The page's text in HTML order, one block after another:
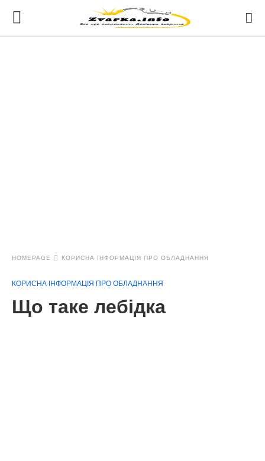
HOMEPAGE КОРИСНА ІНФОРМАЦІЯ ПРО ОБЛАДНАННЯ
КОРИСНА ІНФОРМАЦІЯ ПРО ОБЛАДНАННЯ
Що таке лебідка